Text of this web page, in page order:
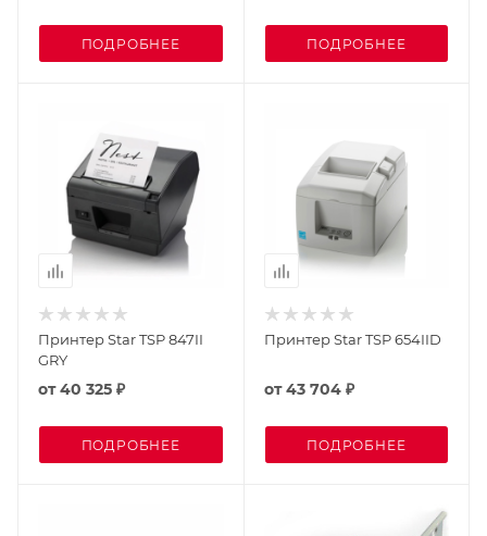
ПОДРОБНЕЕ ПОДРОБНЕЕ
Принтер Star TSP 847II
GRY
от40 325 ₽
ПОДРОБНЕЕ
Принтер Star TSP 654IID
от43 704 ₽
ПОДРОБНЕЕ